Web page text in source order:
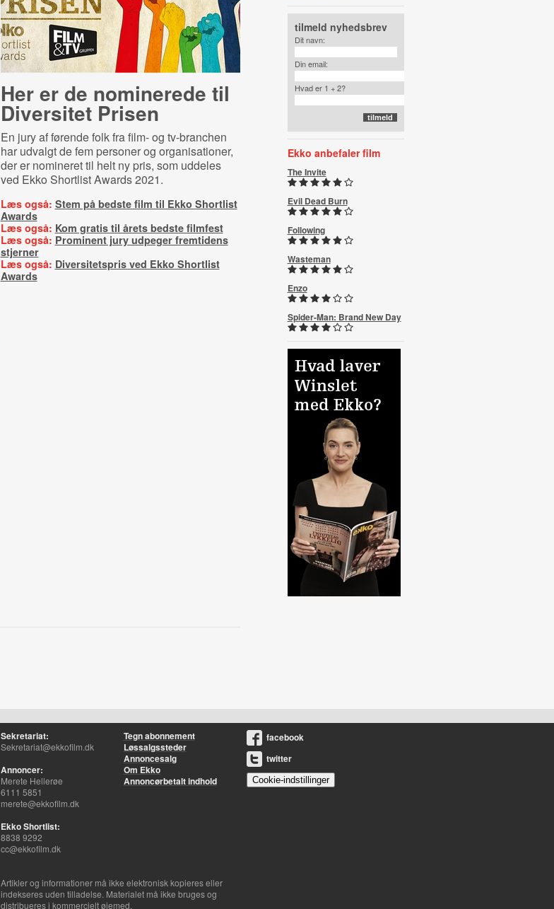
Her er de nominerede til
Diversitet Prisen
En jury af førende folk fra film- og tv-branchen
har udvalgt de fem personer og organisationer,
der er nomineret til helt ny pris, som uddeles
ved Ekko Shortlist Awards 2021.
Læs også: Stem på bedste film til Ekko Shortlist
Awards
Læs også: Kom gratis til årets bedste filmfest
Læs også: Prominent jury udpeger fremtidens
stjerner
Læs også: Diversitetspris ved Ekko Shortlist
Awards
tilmeld nyhedsbrev
Dit navn:
Din email:
Hvad er 1 + 2?
Ekko anbefaler film
The Invite
Evil Dead Burn
Following
Wasteman
Enzo
Spider-Man: Brand New Day
Sekretariat:
Sekretariat@ekkofilm.dk
Annoncer:
Merete Hellerøe
6111 5851
merete@ekkofilm.dk
Ekko Shortlist:
8838 9292
cc@ekkofilm.dk
Tegn abonnement
Løssalgssteder
Annoncesalg
Om Ekko
Annoncørbetalt indhold
facebook
twitter
Cookie-indstillinger
Artikler og informationer må ikke elektronisk kopieres eller
indekseres uden tilladelse. Materialet må ikke bruges og
distribueres i kommercielt øjemed.